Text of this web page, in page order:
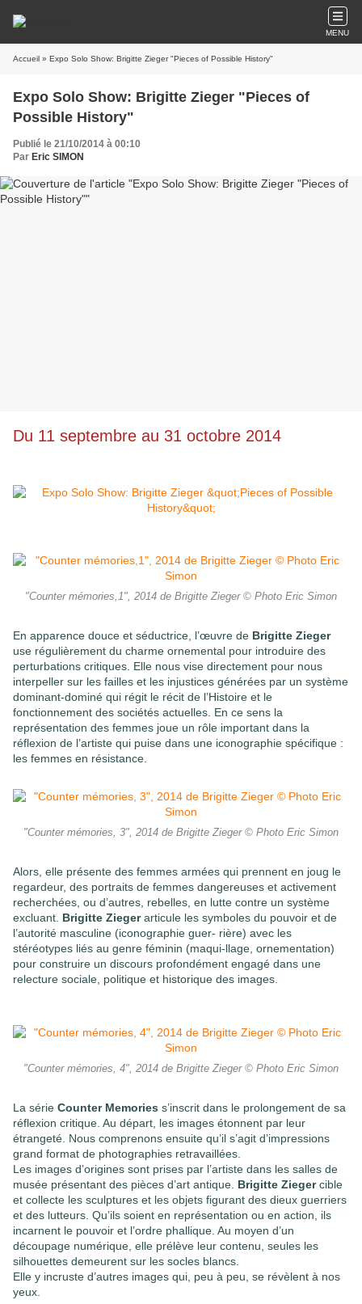
MENU
Accueil » Expo Solo Show: Brigitte Zieger "Pieces of Possible History"
Expo Solo Show: Brigitte Zieger "Pieces of
Possible History"
Publié le 21/10/2014 à 00:10
Par Eric SIMON
Du 11 septembre au 31 octobre 2014
"Counter mémories,1", 2014 de Brigitte Zieger © Photo Eric Simon
En apparence douce et séductrice, l’œuvre de Brigitte Zieger
use régulièrement du charme ornemental pour introduire des
perturbations critiques. Elle nous vise directement pour nous
interpeller sur les failles et les injustices générées par un système
dominant-dominé qui régit le récit de l’Histoire et le
fonctionnement des sociétés actuelles. En ce sens la
représentation des femmes joue un rôle important dans la
réflexion de l’artiste qui puise dans une iconographie spécifique :
les femmes en résistance.
"Counter mémories, 3", 2014 de Brigitte Zieger © Photo Eric Simon
Alors, elle présente des femmes armées qui prennent en joug le
regardeur, des portraits de femmes dangereuses et activement
recherchées, ou d’autres, rebelles, en lutte contre un système
excluant. Brigitte Ziegerarticule les symboles du pouvoir et de
l’autorité masculine (iconographie guer- rière) avec les
stéréotypes liés au genre féminin (maqui-llage, ornementation)
pour construire un discours profondément engagé dans une
relecture sociale, politique et historique des images.
"Counter mémories, 4", 2014 de Brigitte Zieger © Photo Eric Simon
La série Counter Memories s’inscrit dans le prolongement de sa
réflexion critique. Au départ, les images étonnent par leur
étrangeté. Nous comprenons ensuite qu’il s’agit d’impressions
grand format de photographies retravaillées.
Les images d’origines sont prises par l’artiste dans les salles de
musée présentant des pièces d’art antique. Brigitte Ziegercible
et collecte les sculptures et les objets figurant des dieux guerriers
et des lutteurs. Qu’ils soient en représentation ou en action, ils
incarnent le pouvoir et l’ordre phallique. Au moyen d’un
découpage numérique, elle prélève leur contenu, seules les
silhouettes demeurent sur les socles blancs.
Elle y incruste d’autres images qui, peu à peu, se révèlent à nos
yeux.